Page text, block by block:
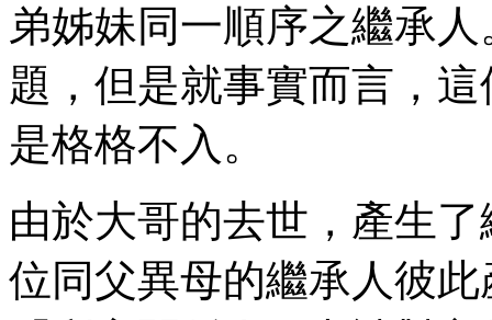
弟姊妹同一順序之繼承
題，但是就事實而言，
是格格不入。
由於大哥的去世，產生
位同父異母的繼承人彼